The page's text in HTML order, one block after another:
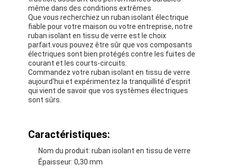
même dans des conditions extrêmes.
Que vous recherchiez un ruban isolant électrique
fiable pour votre maison ou votre entreprise, notre
ruban isolant en tissu de verre est le choix
parfait.vous pouvez être sûr que vos composants
électriques sont bien protégés contre les fuites de
courant et les courts-circuits.
Commandez votre ruban isolant en tissu de verre
aujourd'hui et expérimentez la tranquillité d'esprit
qui vient de savoir que vos systèmes électriques
sont sûrs.
Caractéristiques:
Nom du produit: ruban isolant en tissu de verre
Épaisseur: 0,30 mm